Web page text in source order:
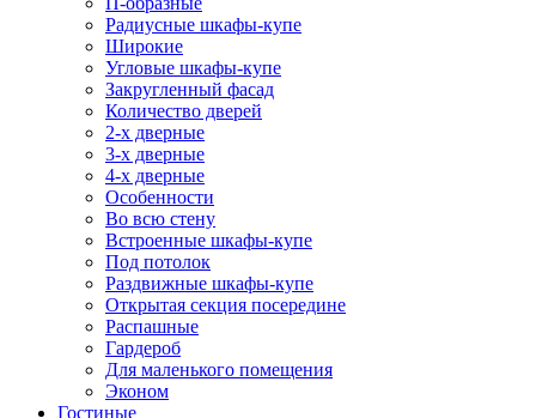
Радиусные шкафы-купе
Широкие
Угловые шкафы-купе
Закругленный фасад
Количество дверей
2-х дверные
3-х дверные
4-х дверные
Особенности
Во всю стену
Встроенные шкафы-купе
Под потолок
Раздвижные шкафы-купе
Открытая секция посередине
Распашные
Гардероб
Для маленького помещения
Эконом
Гостиные